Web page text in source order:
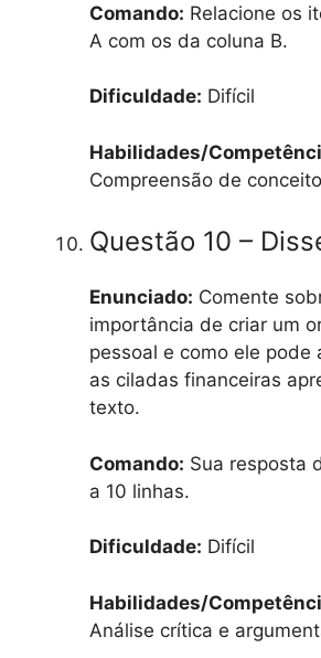
Comando: Relacione os
A com os da coluna B.
Dificuldade: Difícil
Habilidades/
Compreensão de
Questão 10 –
Enunciado: Comente
importância de criar um
pessoal e como ele pode
as ciladas financeiras
texto.
Comando: Sua resposta
a 10 linhas.
Dificuldade: Difícil
Habilidades/
Análise crítica e